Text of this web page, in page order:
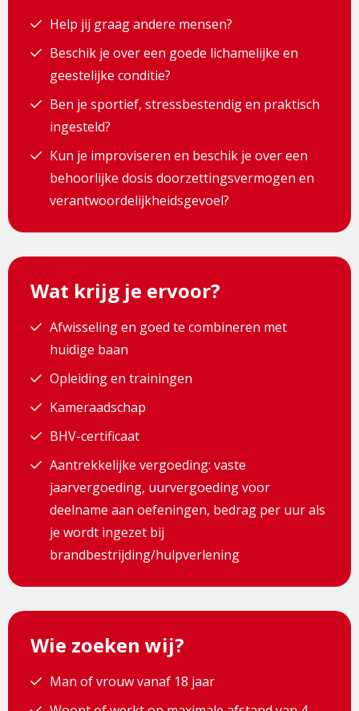
Help jij graag andere mensen?
Beschik je over een goede lichamelijke en
geestelijke conditie?
Ben je sportief, stressbestendig en praktisch
ingesteld?
Kun je improviseren en beschik je over een
behoorlijke dosis doorzettingsvermogen en
verantwoordelijkheidsgevoel?
Wat krijg je ervoor?
Afwisseling en goed te combineren met
huidige baan
Opleiding en trainingen
Kameraadschap
BHV-certificaat
Aantrekkelijke vergoeding: vaste
jaarvergoeding, uurvergoeding voor
deelname aan oefeningen, bedrag per uur als
je wordt ingezet bij
brandbestrijding/hulpverlening
Wie zoeken wij?
Man of vrouw vanaf 18 jaar